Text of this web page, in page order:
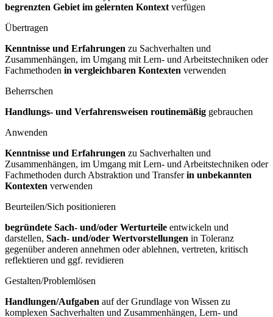
begrenzten Gebiet im gelernten Kontext verfügen
Übertragen
Kenntnisse und Erfahrungen zu Sachverhalten und
Zusammenhängen, im Umgang mit Lern- und Arbeitstechniken oder
Fachmethoden in vergleichbaren Kontexten verwenden
Beherrschen
Handlungs- und Verfahrensweisen routinemäßig gebrauchen
Anwenden
Kenntnisse und Erfahrungen zu Sachverhalten und
Zusammenhängen, im Umgang mit Lern- und Arbeitstechniken oder
Fachmethoden durch Abstraktion und Transferin unbekannten
Kontexten verwenden
Beurteilen/Sich positionieren
begründete Sach- und/oder Werturteile entwickeln und
darstellen, Sach- und/oder Wertvorstellungen in Toleranz
gegenüber anderen annehmen oder ablehnen, vertreten, kritisch
reflektieren und ggf. revidieren
Gestalten/Problemlösen
Handlungen/Aufgaben auf der Grundlage von Wissen zu
komplexen Sachverhalten und Zusammenhängen, Lern- und